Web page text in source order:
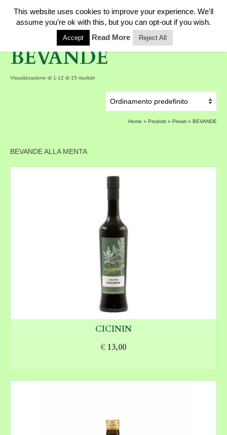
0
BEVANDE
Visualizzazione di 1-12 di 15 risultati
Home » Prodotti » Privati » BEVANDE
BEVANDE ALLA MENTA
CICININ
€ 13,00
This website uses cookies to improve your experience. We'll
assume you're ok with this, but you can opt-out if you wish.
Accept Read More Reject All